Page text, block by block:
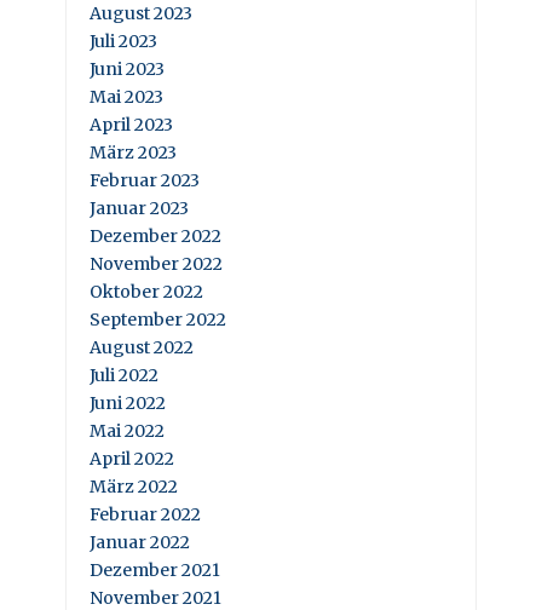
August 2023
Juli 2023
Juni 2023
Mai 2023
April 2023
März 2023
Februar 2023
Januar 2023
Dezember 2022
November 2022
Oktober 2022
September 2022
August 2022
Juli 2022
Juni 2022
Mai 2022
April 2022
März 2022
Februar 2022
Januar 2022
Dezember 2021
November 2021